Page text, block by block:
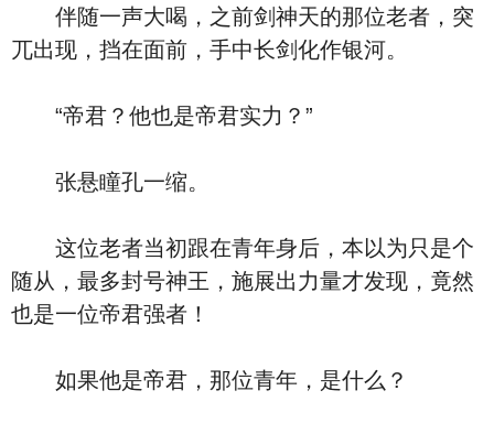
伴随一声大喝，之前剑神天的那位老者，突
兀出现，挡在面前，手中长剑化作银河。
“帝君？他也是帝君实力？”
张悬瞳孔一缩。
这位老者当初跟在青年身后，本以为只是个
随从，最多封号神王，施展出力量才发现，竟然
也是一位帝君强者！
如果他是帝君，那位青年，是什么？